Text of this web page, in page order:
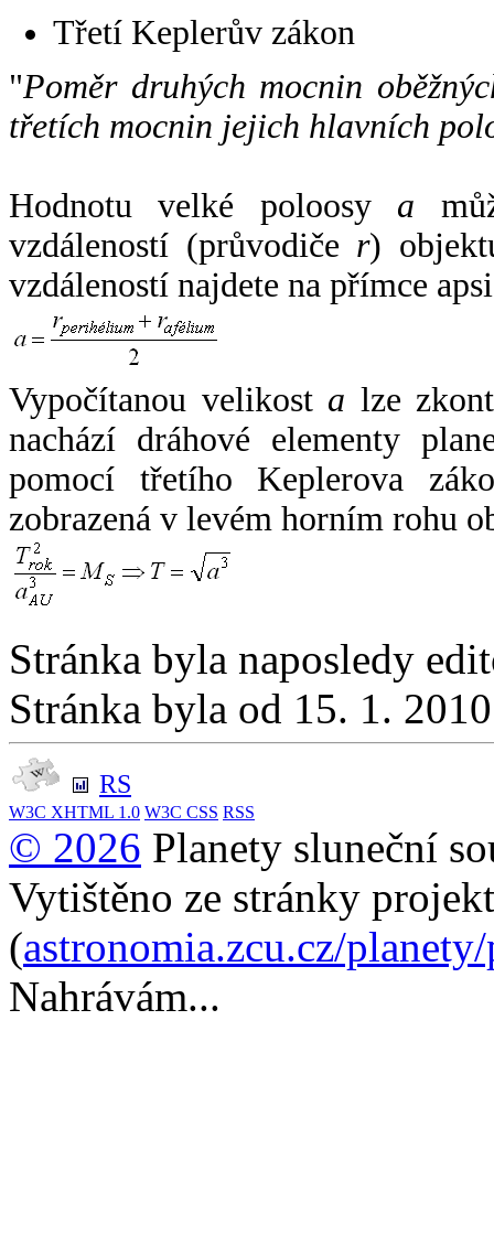
Třetí Keplerův zákon
"Poměr druhých mocnin
třetích mocnin jejich hlavních
Hodnotu velké poloosy a
vzdáleností (průvodiče r)
vzdáleností najdete na přímce
Vypočítanou velikost a lze
nachází dráhové elementy
pomocí třetího Keplerova
zobrazená v levém horním rohu
Stránka byla naposledy
Stránka byla od 15. 1.
RS
W3C XHTML 1.0 W3C CSS RSS
© 2026 Planety sluneční
Vytištěno ze stránky
(astronomia.zcu.cz/
Nahrávám...